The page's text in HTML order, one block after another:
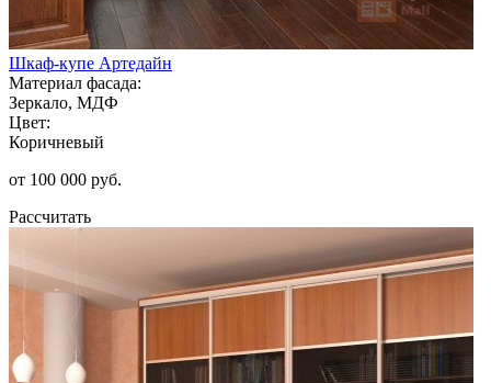
Шкаф-купе Артедайн
Материал фасада:
Зеркало, МДФ
Цвет:
Коричневый
от 100 000 руб.
Рассчитать